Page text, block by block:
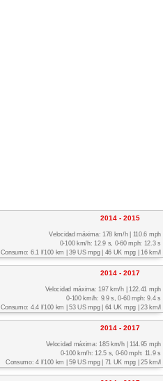
2014 - 2015
Velocidad máxima: 178 km/h | 110.6 mph
0-100 km/h: 12.9 s, 0-60 mph: 12.3 s
Consumo: 6.1 l/100 km | 39 US mpg | 46 UK mpg | 16 km/l
2014 - 2017
Velocidad máxima: 197 km/h | 122.41 mph
0-100 km/h: 9.9 s, 0-60 mph: 9.4 s
Consumo: 4.4 l/100 km | 53 US mpg | 64 UK mpg | 23 km/l
2014 - 2017
Velocidad máxima: 185 km/h | 114.95 mph
0-100 km/h: 12.5 s, 0-60 mph: 11.9 s
Consumo: 4 l/100 km | 59 US mpg | 71 UK mpg | 25 km/l